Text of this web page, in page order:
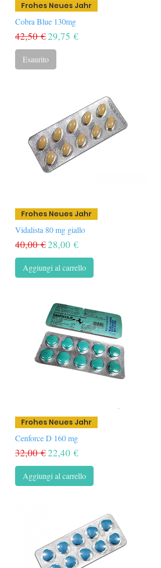
Frohes Neues Jahr
Cobra Blue 130mg
Prezzo regolare
42,50 €Prezzo scontato
29,75 €
Esaurito
Frohes Neues Jahr
Vidalista 80 mg giallo
Prezzo regolare
40,00 €Prezzo scontato
28,00 €
Aggiungi al carrello
Frohes Neues Jahr
Cenforce D 160 mg
Prezzo regolare
32,00 €Prezzo scontato
22,40 €
Aggiungi al carrello